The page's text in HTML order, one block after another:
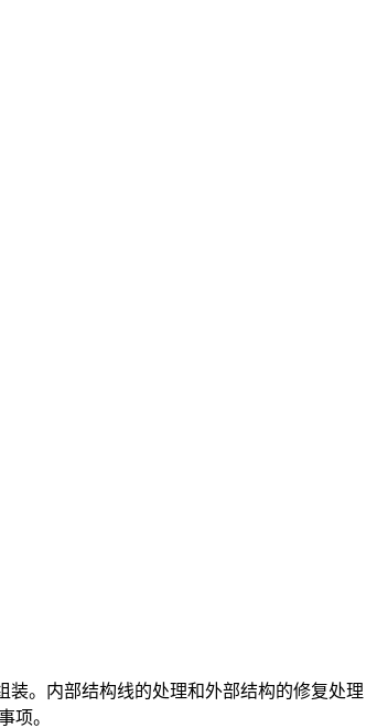
。内部结构线的处理和外部结构的修复处理
项。